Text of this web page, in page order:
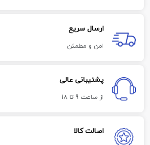
ارسال سریع
امن و مطمئن
پشتیبانی عالی
از ساعت 9 تا 18
اصالت کالا